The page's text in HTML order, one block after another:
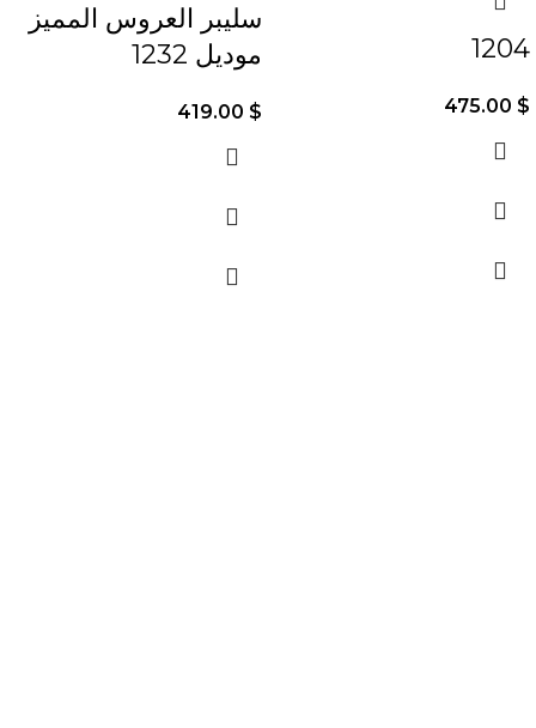
1204
475.00 $
سليبر العروس المميز
موديل 1232
419.00 $